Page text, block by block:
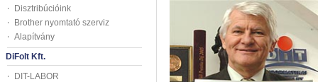
Disztribúcióink
Brother nyomtató szerviz
Alapítvány
DiFolt Kft.
DIT-LABOR